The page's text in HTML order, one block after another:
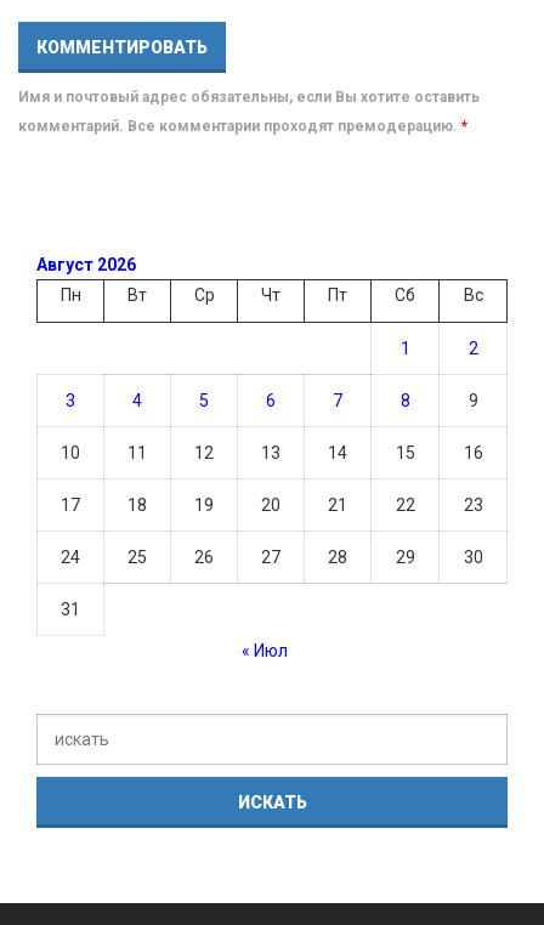
Имя и почтовый адрес обязательны, если Вы хотите оставить
комментарий. Все комментарии проходят премодерацию. *
Август 2026
Пн
Вт Ср Чт Пт Сб Вс
1 2
3 4 5 6 7 8 9
10 11 12 13 14 15 16
17 18 19 20 21 22 23
24 25 26 27 28 29 30
31
« Июл